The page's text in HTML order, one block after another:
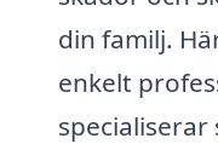
din familj.
enkelt